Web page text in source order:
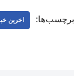
برچسب‌ها: اخرین